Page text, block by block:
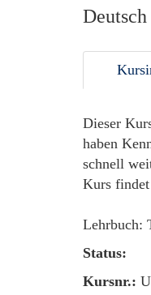
Dieser
haben
schnell
Kurs findet
Lehrbuch:
Status:
Kursnr.: